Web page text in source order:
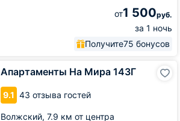
от1 500руб.
за 1 ночь
Получите75 бонусов
Апартаменты На Мира 143Г
9.1 43 отзыва гостей
Волжский, 7.9 км от центра